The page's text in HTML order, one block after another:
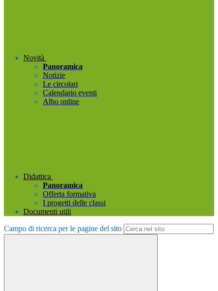
Novità
Panoramica
Notizie
Le circolari
Calendario eventi
Albo online
Didattica
Panoramica
Offerta formativa
I progetti delle classi
Documenti utili
Campo di ricerca per le pagine del sito